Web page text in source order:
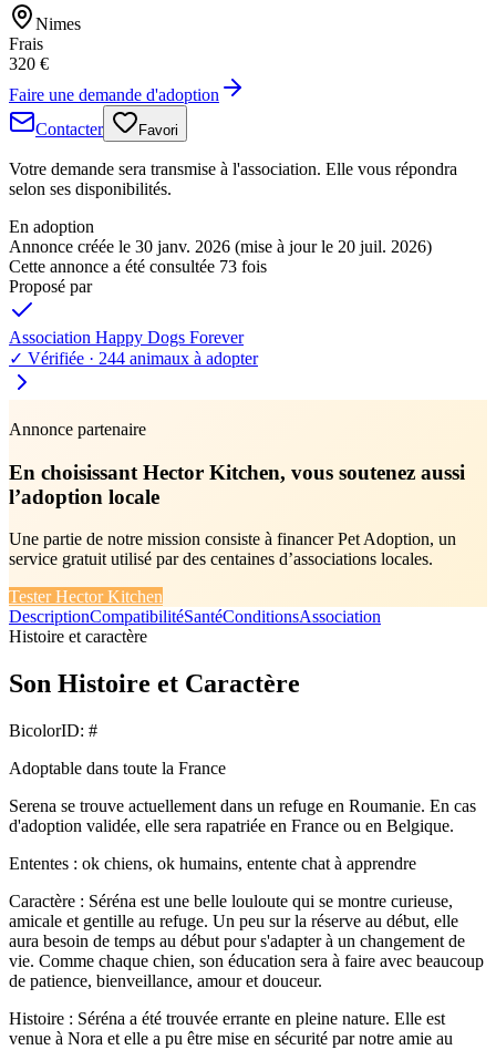
Nimes
Frais
320 €
Faire une demande d'adoption
Contacter
Favori
Votre demande sera transmise à l'association. Elle vous répondra
selon ses disponibilités.
En adoption
Annonce créée le 30 janv. 2026 (mise à jour le 20 juil. 2026)
Cette annonce a été consultée 73 fois
Proposé par
Association Happy Dogs Forever
✓ Vérifiée · 244 animaux à adopter
Annonce partenaire
En choisissant Hector Kitchen, vous soutenez aussi
l’adoption locale
Une partie de notre mission consiste à financer Pet Adoption, un
service gratuit utilisé par des centaines d’associations locales.
Tester Hector Kitchen
DescriptionCompatibilitéSantéConditionsAssociation
Histoire et caractère
Son Histoire et Caractère
BicolorID: #
Adoptable dans toute la France
Serena se trouve actuellement dans un refuge en Roumanie. En cas
d'adoption validée, elle sera rapatriée en France ou en Belgique.
Ententes : ok chiens, ok humains, entente chat à apprendre
Caractère : Séréna est une belle louloute qui se montre curieuse,
amicale et gentille au refuge. Un peu sur la réserve au début, elle
aura besoin de temps au début pour s'adapter à un changement de
vie. Comme chaque chien, son éducation sera à faire avec beaucoup
de patience, bienveillance, amour et douceur.
Histoire : Séréna a été trouvée errante en pleine nature. Elle est
venue à Nora et elle a pu être mise en sécurité par notre amie au